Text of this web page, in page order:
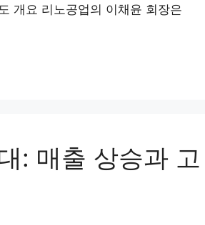
개요 리노공업의 이채윤 회장은
: 매출 상승과 고